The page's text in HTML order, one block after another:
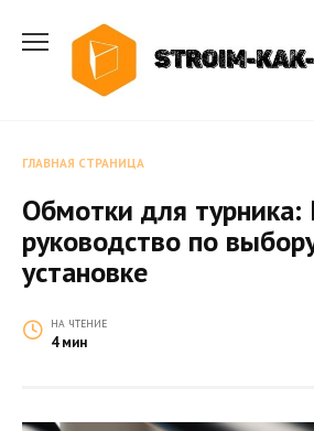
содержанию
ГЛАВНАЯ СТРАНИЦА
Обмотки для турника:
руководство по
установке
НА ЧТЕНИЕ
4 мин